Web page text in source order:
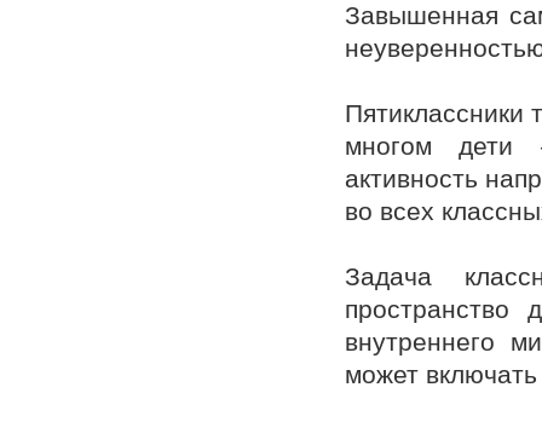
Завышенная
Пятиклассники
многом дети
активность
во всех
Задача
пространство
внутреннего
может